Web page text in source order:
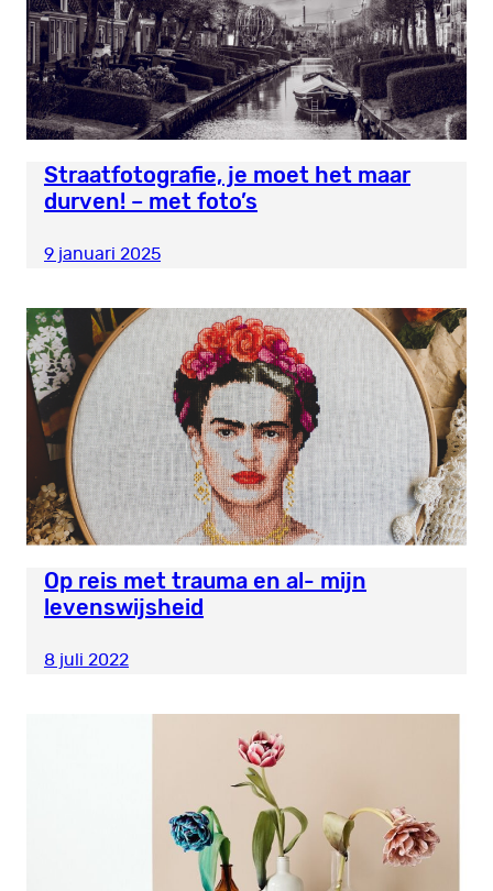
Straatfotografie, je moet het maar
durven! – met foto’s
9 januari 2025
Op reis met trauma en al- mijn
levenswijsheid
8 juli 2022